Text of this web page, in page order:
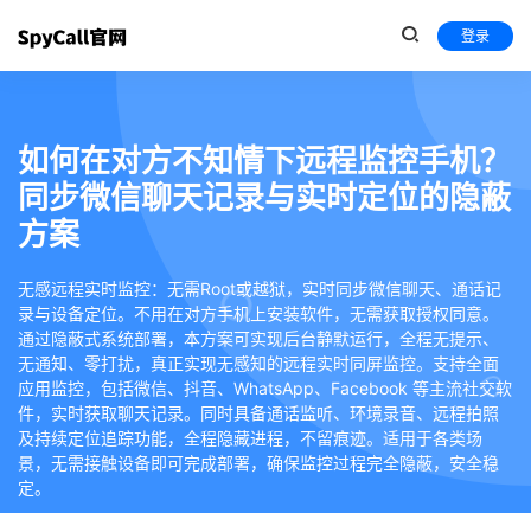
登录
如何在对方不知情下远程监控手机？
同步微信聊天记录与实时定位的隐蔽
方案
无感远程实时监控：无需Root或越狱，实时同步微信聊天、通话记
录与设备定位。不用在对方手机上安装软件，无需获取授权同意。
通过隐蔽式系统部署，本方案可实现后台静默运行，全程无提示、
无通知、零打扰，真正实现无感知的远程实时同屏监控。支持全面
应用监控，包括微信、抖音、WhatsApp、Facebook 等主流社交软
件，实时获取聊天记录。同时具备通话监听、环境录音、远程拍照
及持续定位追踪功能，全程隐藏进程，不留痕迹。适用于各类场
景，无需接触设备即可完成部署，确保监控过程完全隐蔽，安全稳
定。